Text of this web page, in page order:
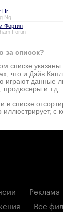
Нг
Ng
Фортин
Fortin
за список?
списке
что и Дэйв
играют данные
продюсеры и т.д.
в списке
иллюстрирует, с
Реклама
Все